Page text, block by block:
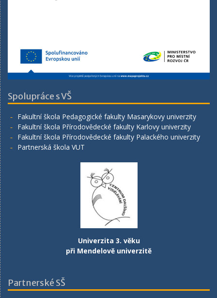
Spolupráce s VŠ
Fakultní škola Pedagogické fakulty Masarykovy univerzity
Fakultní škola Přírodovědecké fakulty Karlovy univerzity
Fakultní škola Přírodovědecké fakulty Palackého univerzity
Partnerská škola VUT
Univerzita 3. věku
při Mendelově univerzitě
Partnerské SŠ